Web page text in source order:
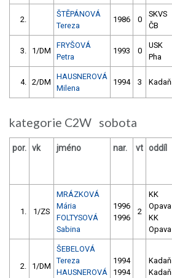
2.
ŠTĚPÁNOVÁ
Tereza
1986 0
SKVS
ČB
3. 1/DM
FRYŠOVÁ
Petra
1993 0
USK
Pha
4. 2/DM
HAUSNEROVÁ
Milena
1994 3 Kadaň
kategorie C2W sobota
por. vk jméno nar. vt oddíl
1. 1/ZS
MRÁZKOVÁ
Mária
FOLTYSOVÁ
Sabina
1996
1996
2
KK
Opava
KK
Opava
2. 1/DM
ŠEBELOVÁ
Tereza
HAUSNEROVÁ
1994
1994
Kadaň
Kadaň